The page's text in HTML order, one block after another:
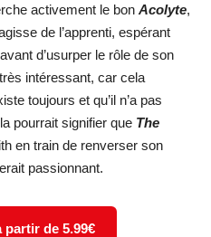
activement le bon Acolyte,
de l’apprenti, espérant
d’usurper le rôle de son
intéressant, car cela
toujours et qu’il n’a pas
pourrait signifier que The
en train de renverser son
passionnant.
partir de 5.99€